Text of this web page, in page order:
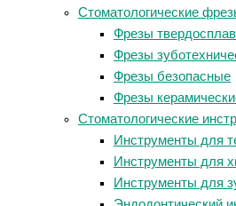
Стоматологические
Фрезы
Фрезы
Фрезы безопасные
Фрезы
Стоматологические
Инструменты для
Инструменты для
Инструменты для